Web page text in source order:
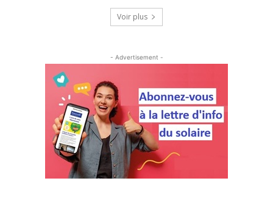
Voir plus
- Advertisement -